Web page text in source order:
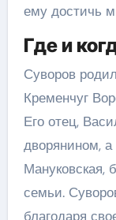
ему достичь
Где и
Суворов
Кременчуг
Его отец,
дворянином,
Мануковская,
семьи.
благодаря